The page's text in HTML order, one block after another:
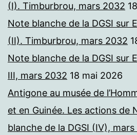
(I). Timburbrou, mars 2032
Note blanche de la DGSI sur
(II). Timburbrou, mars 2032
Note blanche de la DGSI sur
III, mars 2032 18 mai 2026
Antigone au musée de
et en Guinée. Les actions de
blanche de la DGSI (IV),